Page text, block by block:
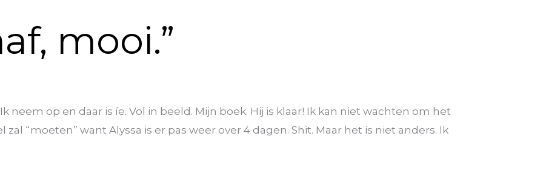
mooi.”
neem op en daar is íe. Vol in beeld. Mijn boek. Hij is klaar! Ik kan niet wachten om het
“moeten” want Alyssa is er pas weer over 4 dagen. Shit. Maar het is niet anders. Ik